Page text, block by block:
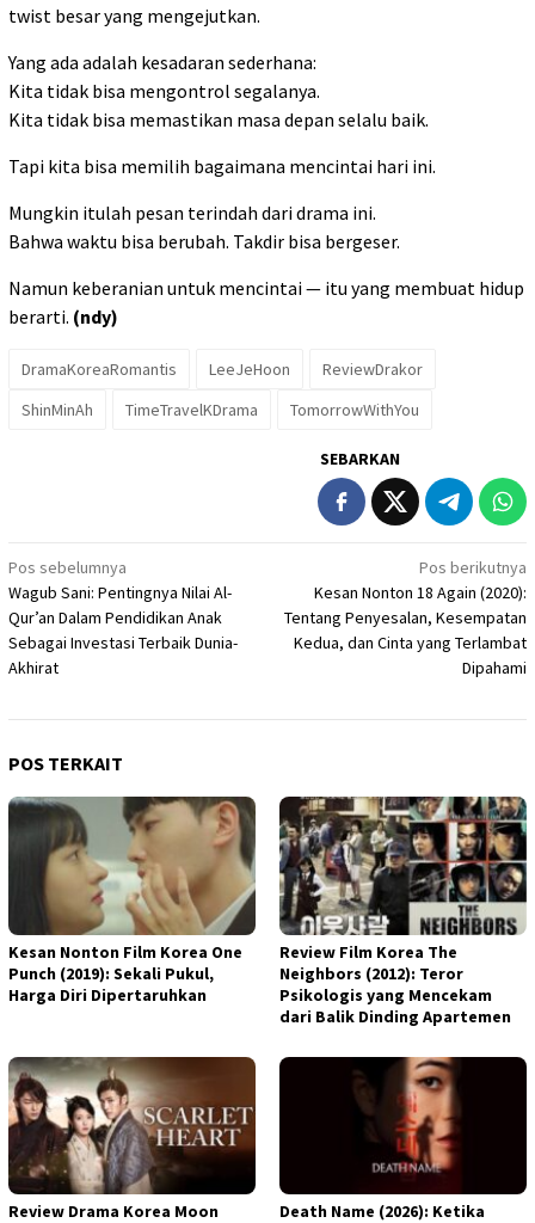
twist besar yang mengejutkan.
Yang ada adalah kesadaran sederhana:
Kita tidak bisa mengontrol segalanya.
Kita tidak bisa memastikan masa depan selalu baik.
Tapi kita bisa memilih bagaimana mencintai hari ini.
Mungkin itulah pesan terindah dari drama ini.
Bahwa waktu bisa berubah. Takdir bisa bergeser.
Namun keberanian untuk mencintai — itu yang membuat hidup
berarti. (ndy)
DramaKoreaRomantis LeeJeHoon
ReviewDrakor
ShinMinAh
TimeTravelKDrama TomorrowWithYou
SEBARKAN
Navigasi
pos
Pos sebelumnya
Wagub Sani: Pentingnya Nilai Al-
Qur’an Dalam Pendidikan Anak
Sebagai Investasi Terbaik Dunia-
Akhirat
Pos berikutnya
Kesan Nonton 18 Again (2020):
Tentang Penyesalan, Kesempatan
Kedua, dan Cinta yang Terlambat
Dipahami
POS TERKAIT
Kesan Nonton Film Korea One
Punch (2019): Sekali Pukul,
Harga Diri Dipertaruhkan
Review Film Korea The
Neighbors (2012): Teror
Psikologis yang Mencekam
dari Balik Dinding Apartemen
Review Drama Korea Moon
Death Name (2026): Ketika